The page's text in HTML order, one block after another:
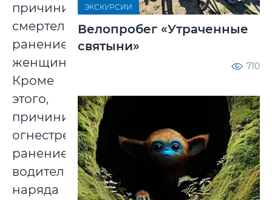
причинил
смертельное
ранение
женщине.
Кроме
этого,
причинил
огнестрельное
ранение
водителю
наряда
ЭКСКУРСИИ
Велопробег «Утраченные
святыни»
710